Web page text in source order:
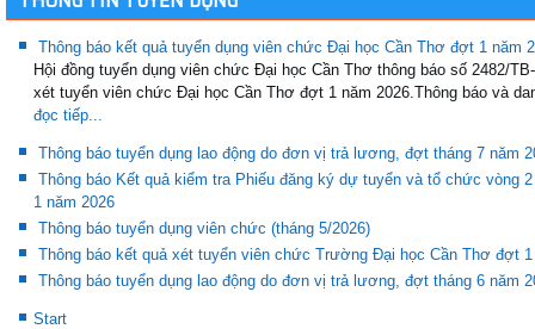
Thông báo kết quả tuyển dụng viên chức Đại học Cần Thơ đợt 1 năm
Hội đồng tuyển dụng viên chức Đại học Cần Thơ thông báo số 2482/
xét tuyển viên chức Đại học Cần Thơ đợt 1 năm 2026.Thông báo và
đọc tiếp...
Thông báo tuyển dụng lao động do đơn vị trả lương, đợt tháng 7 năm
Thông báo Kết quả kiểm tra Phiếu đăng ký dự tuyển và tổ chức
1 năm 2026
Thông báo tuyển dụng viên chức (tháng 5/2026)
Thông báo kết quả xét tuyển viên chức Trường Đại học Cần Thơ đợt 1
Thông báo tuyển dụng lao động do đơn vị trả lương, đợt tháng 6 năm
Start